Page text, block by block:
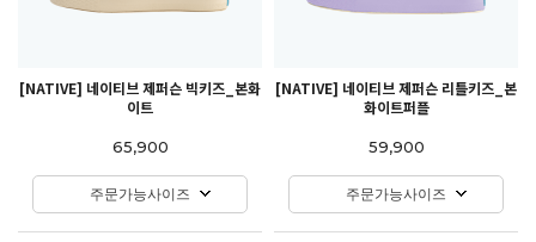
[NATIVE] 네이티브 제퍼슨 빅키즈_본화
이트
65,900
주문가능사이즈
[NATIVE] 네이티브 제퍼슨 리틀키즈_본
화이트퍼플
59,900
주문가능사이즈